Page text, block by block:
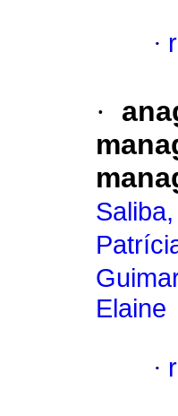
·
·
Elaine
·